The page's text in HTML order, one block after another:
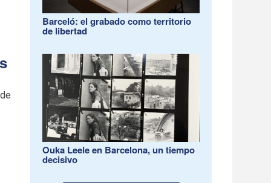
Barceló: el grabado como territorio
de libertad
Ouka Leele en Barcelona, un tiempo
decisivo